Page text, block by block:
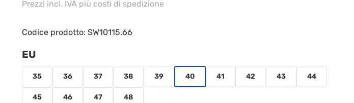
Prezzi incl. IVA più costi di spedizione
Codice prodotto: SW10115.66
Seleziona
EU
35 36 37 38 39 40 41 42 43 44
45 46 47 48